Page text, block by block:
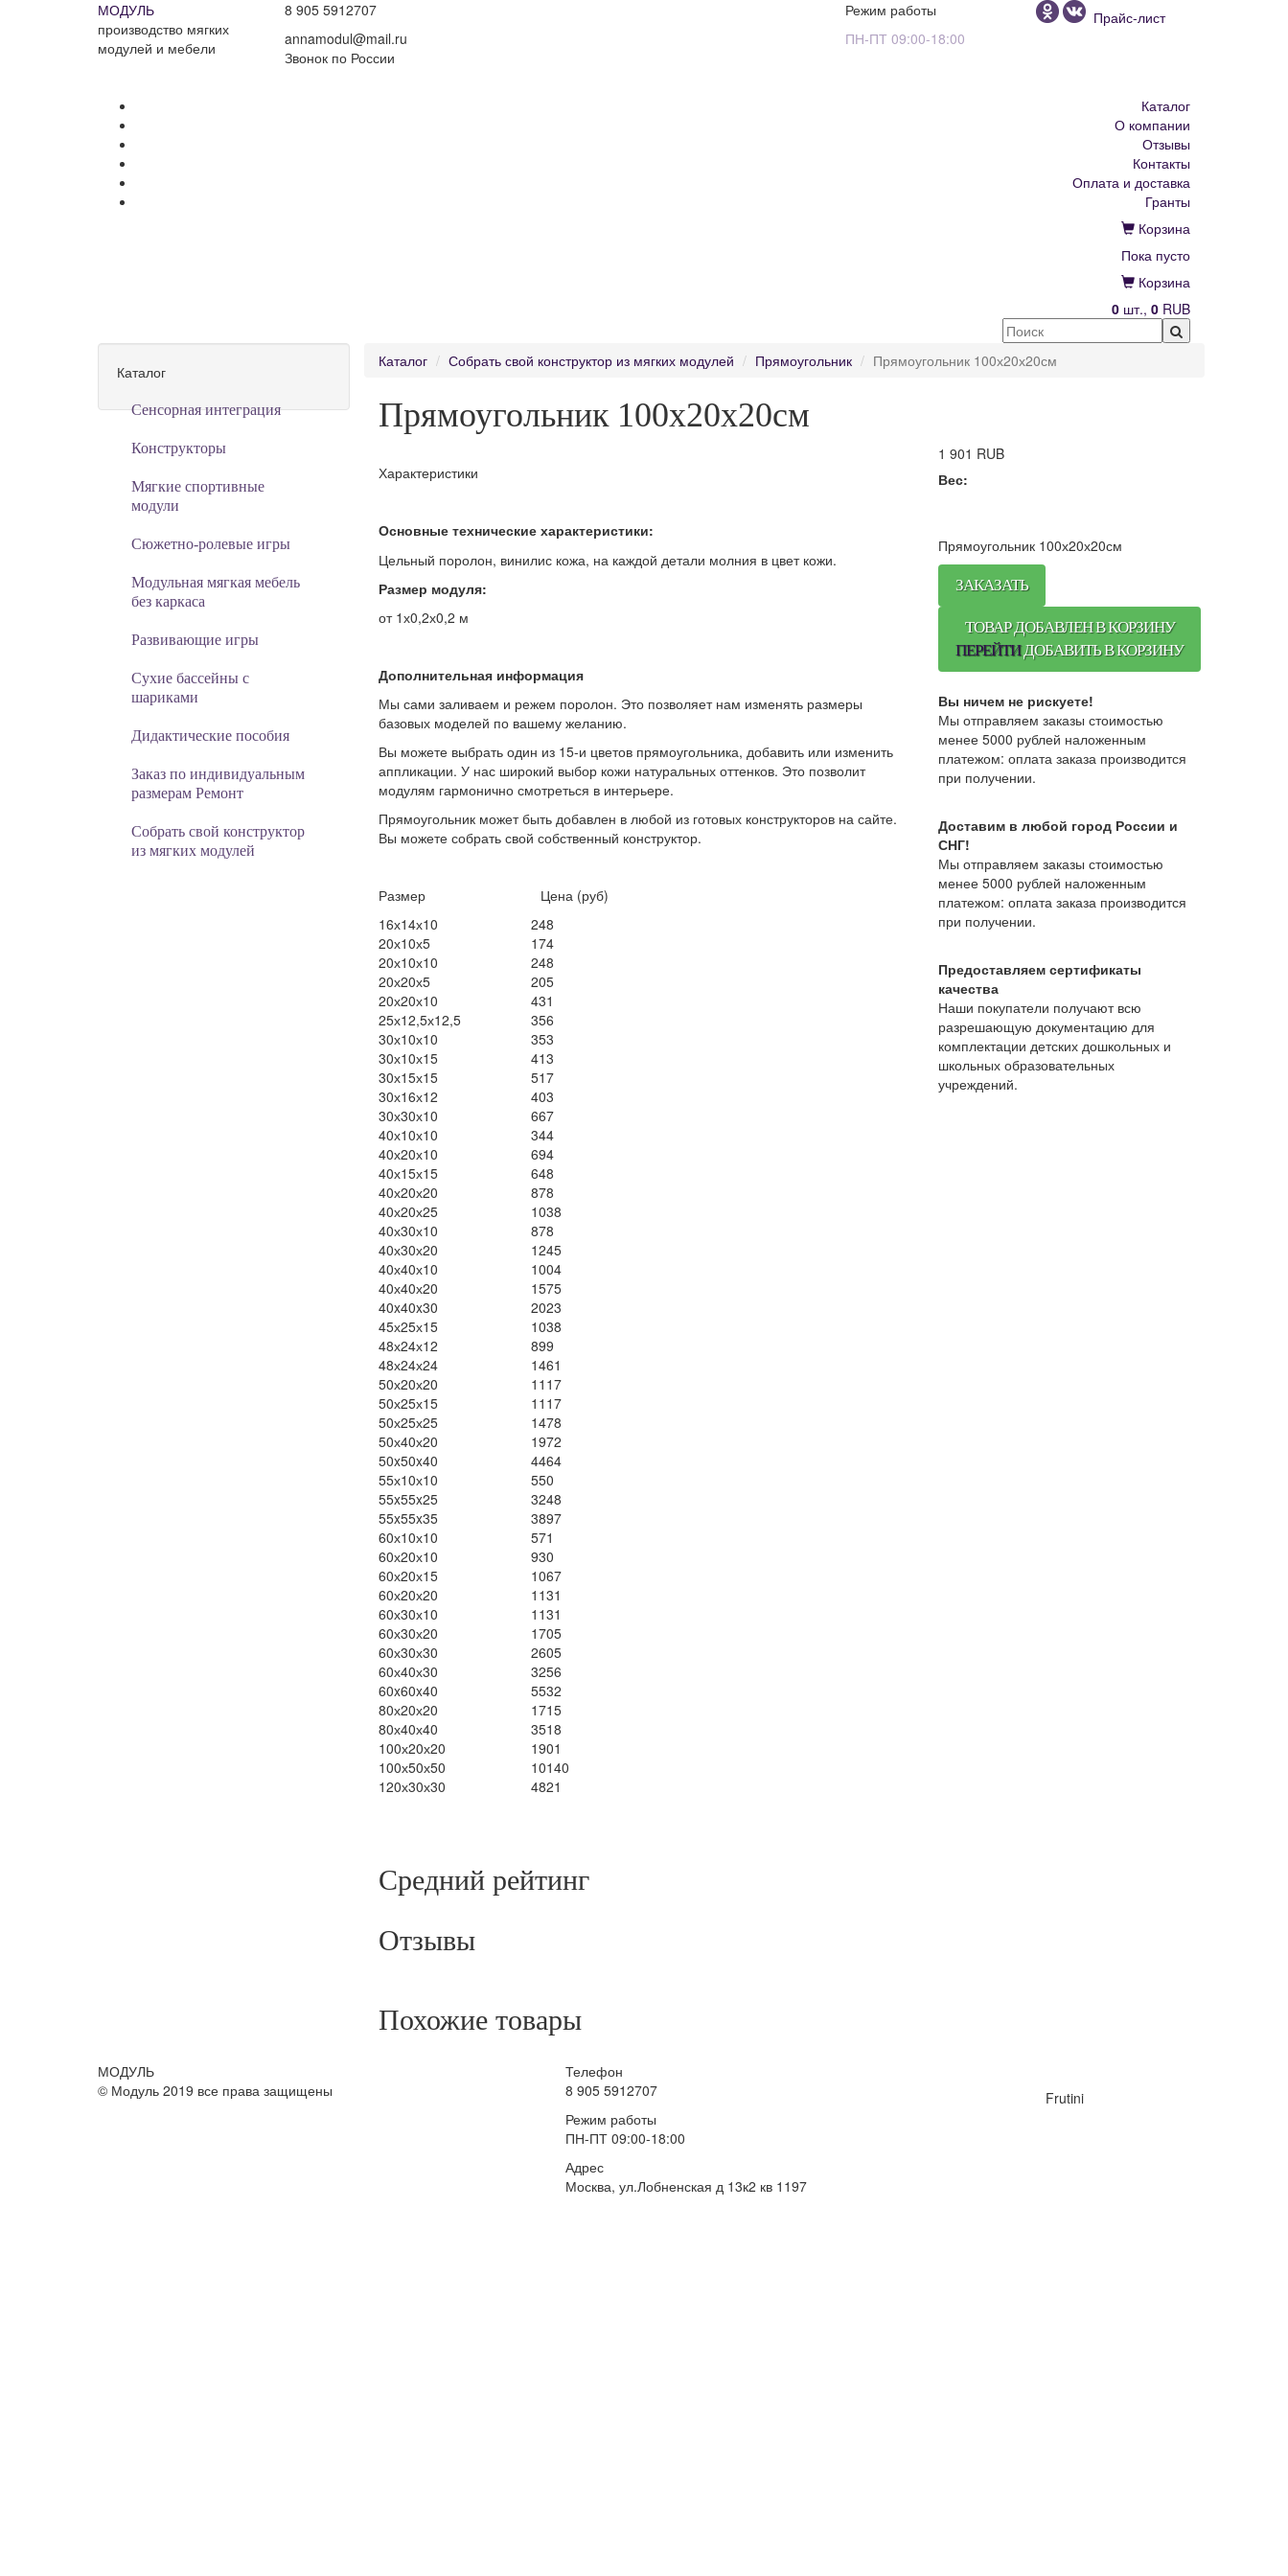
МОДУЛЬ
производство мягких
модулей и мебели
8 905 5912707
annamodul@mail.ru
Звонок по России
Режим работы
ПН-ПТ 09:00-18:00
Прайс-лист
Каталог
О компании
Отзывы
Контакты
Оплата и доставка
Гранты
Корзина
Пока пусто
Корзина
0 шт., 0 RUB
Каталог
Сенсорная интеграция
Конструкторы
Мягкие спортивные
модули
Cюжетно-ролевые игры
Модульная мягкая мебель
без каркаса
Развивающие игры
Сухие бассейны с
шариками
Дидактические пособия
Заказ по индивидуальным
размерам Ремонт
Собрать свой конструктор
из мягких модулей
Каталог Собрать свой конструктор из мягких модулей Прямоугольник Прямоугольник 100х20х20см
Прямоугольник 100х20х20см
Характеристики
Основные технические характеристики:
Цельный поролон, винилис кожа, на каждой детали молния в цвет кожи.
Размер модуля:
от 1х0,2х0,2 м
Дополнительная информация
Мы сами заливаем и режем поролон. Это позволяет нам изменять размеры
базовых моделей по вашему желанию.
Вы можете выбрать один из 15-и цветов прямоугольника, добавить или изменить
аппликации. У нас широкий выбор кожи натуральных оттенков. Это позволит
модулям гармонично смотреться в интерьере.
Прямоугольник может быть добавлен в любой из готовых конструкторов на сайте.
Вы можете собрать свой собственный конструктор.
Размер Цена (руб)
16х14х10
248
20х10х5
174
20х10х10
248
20х20х5
205
20х20х10
431
25х12,5х12,5
356
30х10х10
353
30х10х15
413
30х15х15
517
30х16х12
403
30х30х10
667
40х10х10
344
40х20х10
694
40х15х15
648
40х20х20
878
40х20х25
1038
40х30х10
878
40х30х20
1245
40х40х10
1004
40х40х20
1575
40x40x30
2023
45х25х15
1038
48х24х12
899
48х24х24
1461
50х20х20
1117
50х25х15
1117
50х25х25
1478
50х40х20
1972
50x50x40
4464
55х10х10
550
55x55x25
3248
55x55x35
3897
60х10х10
571
60х20х10
930
60х20х15
1067
60х20х20
1131
60х30х10
1131
60х30х20
1705
60х30х30
2605
60х40х30
3256
60x60x40
5532
80х20х20
1715
80х40х40
3518
100х20х20
1901
100х50х50
10140
120х30х30
4821
1 901 RUB
Вес:
Прямоугольник 100х20х20см
ЗАКАЗАТЬ
ТОВАР ДОБАВЛЕН В КОРЗИНУ
ПЕРЕЙТИДОБАВИТЬ В КОРЗИНУ
Вы ничем не рискуете!
Мы отправляем заказы стоимостью
менее 5000 рублей наложенным
платежом: оплата заказа производится
при получении.
Доставим в любой город России и
СНГ!
Мы отправляем заказы стоимостью
менее 5000 рублей наложенным
платежом: оплата заказа производится
при получении.
Предоставляем сертификаты
качества
Наши покупатели получают всю
разрешающую документацию для
комплектации детских дошкольных и
школьных образовательных
учреждений.
Средний рейтинг
Отзывы
Похожие товары
МОДУЛЬ
© Модуль 2019 все права защищены
Телефон
8 905 5912707
Режим работы
ПН-ПТ 09:00-18:00
Адрес
Москва, ул.Лобненская д 13к2 кв 1197
Frutini